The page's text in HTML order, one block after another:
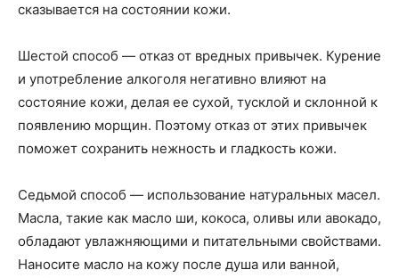
сказывается на состоянии кожи.
Шестой способ — отказ от вредных привычек. Курение
и употребление алкоголя негативно влияют на
состояние кожи, делая ее сухой, тусклой и склонной к
появлению морщин. Поэтому отказ от этих привычек
поможет сохранить нежность и гладкость кожи.
Седьмой способ — использование натуральных масел.
Масла, такие как масло ши, кокоса, оливы или авокадо,
обладают увлажняющими и питательными свойствами.
Наносите масло на кожу после душа или ванной,